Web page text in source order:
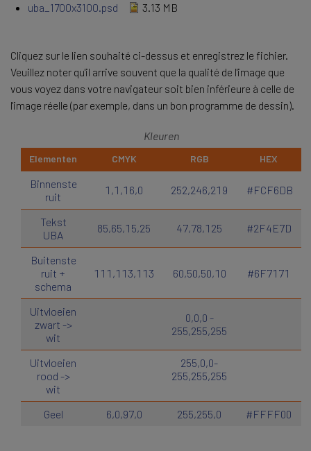
uba_1700x3100.psd
3.13 MB
Cliquez sur le lien souhaité ci-dessus et enregistrez le fichier.
Veuillez noter qu'il arrive souvent que la qualité de l'image que
vous voyez dans votre navigateur soit bien inférieure à celle de
l'image réelle (par exemple, dans un bon programme de dessin).
Kleuren
Elementen CMYK RGB HEX
Binnenste
ruit
1,1,16,0 252,246,219 #FCF6DB
Tekst
UBA
85,65,15,25 47,78,125 #2F4E7D
Buitenste
ruit +
schema
111,113,113 60,50,50,10 #6F7171
Uitvloeien
zwart ->
wit
0,0,0 -
255,255,255
Uitvloeien
rood ->
wit
255,0,0-
255,255,255
Geel 6,0,97,0 255,255,0 #FFFF00